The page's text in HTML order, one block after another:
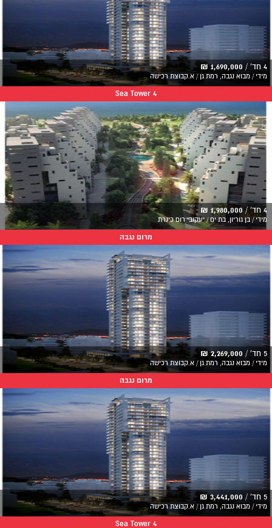
4 חד' / 1,690,000 ₪
מידי / מבוא נגבה, רמת גן / א.קבוצת רכישה
Sea Tower 4
4 חד' / 1,980,000 ₪
מידי / בן גוריון, בת ים / יעקובי רום כינרת
מרום נגבה
5 חד' / 2,269,000 ₪
מידי / מבוא נגבה, רמת גן / א.קבוצת רכישה
מרום נגבה
5 חד' / 3,441,000 ₪
מידי / מבוא נגבה, רמת גן / א.קבוצת רכישה
Sea Tower 4